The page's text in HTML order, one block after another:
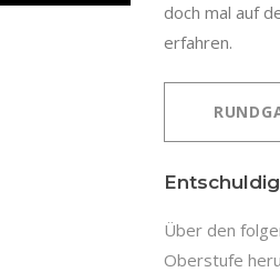
doch mal auf
erfahren.
Über den
Oberstufe